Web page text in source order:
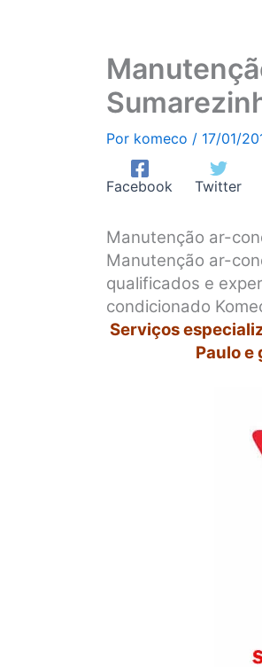
Por komeco / 17/01/
Facebook Twitter
Manutenção ar-
Manutenção ar-
qualificados e
condicionado
Serviços
Paulo e